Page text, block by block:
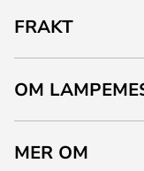
FRAKT
OM
MER OM